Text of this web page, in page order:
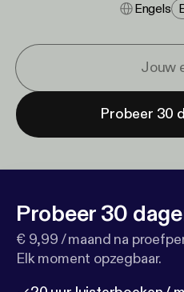
Engels
Probeer 30
Probeer 30
€ 9,99 / maand na
Elk moment opzegbaar.